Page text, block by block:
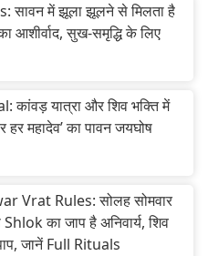
सावन में झूला झूलने से मिलता है
आशीर्वाद, सुख-समृद्धि के लिए
कांवड़ यात्रा और शिव भक्ति में
हर महादेव’ का पावन जयघोष
Vrat Rules: सोलह सोमवार
का जाप है अनिवार्य, शिव
जानें Full Rituals